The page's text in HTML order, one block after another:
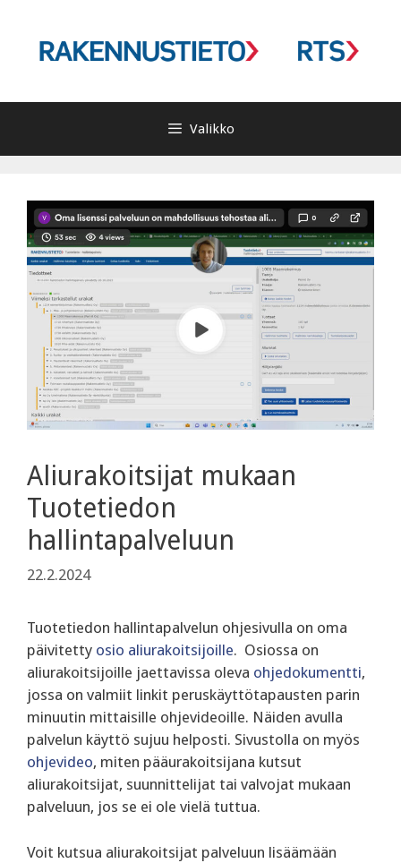
Valikko
Aliurakoitsijat mukaan
Tuotetiedon
hallintapalveluun
22.2.2024
Tuotetiedon hallintapalvelun ohjesivulla on oma
päivitetty osio aliurakoitsijoille. Osiossa on
aliurakoitsijoille jaettavissa oleva ohjedokumentti,
jossa on valmiit linkit peruskäyttötapausten parin
minuutin mittaisille ohjevideoille. Näiden avulla
palvelun käyttö sujuu helposti. Sivustolla on myös
ohjevideo, miten pääurakoitsijana kutsut
aliurakoitsijat, suunnittelijat tai valvojat mukaan
palveluun, jos se ei ole vielä tuttua.
Voit kutsua aliurakoitsijat palveluun lisäämään